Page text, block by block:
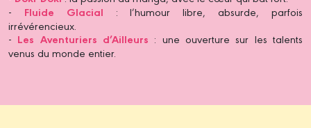
- Fluide Glacial : l’humour libre, absurde, parfois
irrévérencieux.
- Les Aventuriers d’Ailleurs : une ouverture sur les talents
venus du monde entier.